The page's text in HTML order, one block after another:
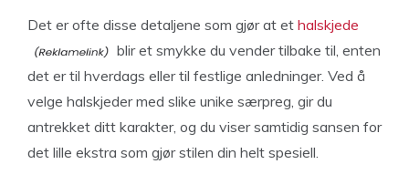
Det er ofte disse detaljene som gjør at et halskjede
blir et smykke du vender tilbake til, enten
det er til hverdags eller til festlige anledninger. Ved å
velge halskjeder med slike unike særpreg, gir du
antrekket ditt karakter, og du viser samtidig sansen for
det lille ekstra som gjør stilen din helt spesiell.